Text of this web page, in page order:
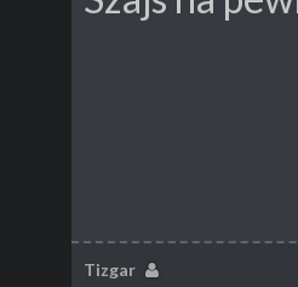
Tizgar